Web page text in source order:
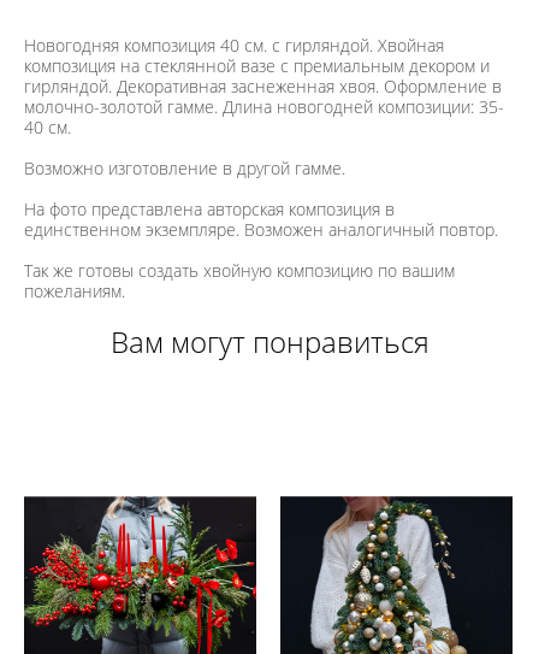
Новогодняя композиция 40 см. с гирляндой. Хвойная
композиция на стеклянной вазе с премиальным декором и
гирляндой. Декоративная заснеженная хвоя. Оформление в
молочно-золотой гамме. Длина новогодней композиции: 35-
40 см.
Возможно изготовление в другой гамме.
На фото представлена авторская композиция в
единственном экземпляре. Возможен аналогичный повтор.
Так же готовы создать хвойную композицию по вашим
пожеланиям.
Вам могут понравиться